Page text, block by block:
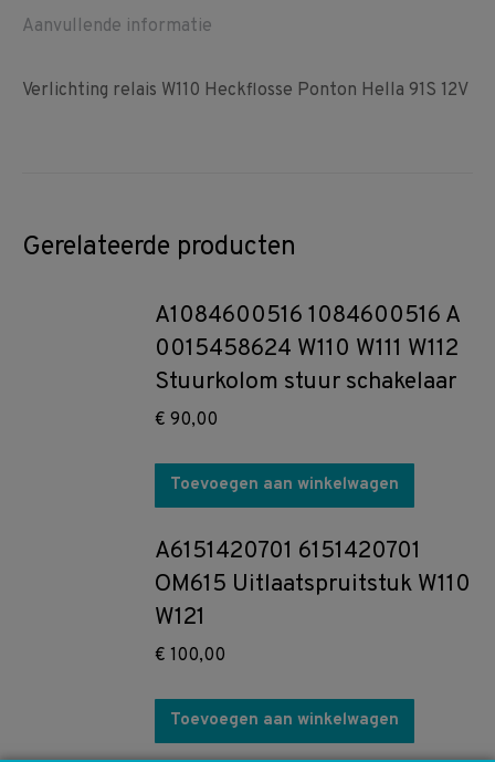
Aanvullende informatie
Verlichting relais W110 Heckflosse Ponton Hella 91S 12V
Gerelateerde producten
A1084600516 1084600516 A
0015458624 W110 W111 W112
Stuurkolom stuur schakelaar
€ 90,00
Toevoegen aan winkelwagen
A6151420701 6151420701
OM615 Uitlaatspruitstuk W110
W121
€ 100,00
Toevoegen aan winkelwagen